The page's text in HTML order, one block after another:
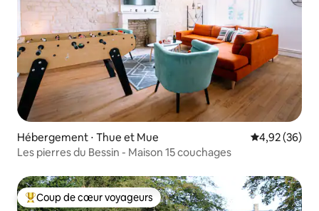
Hébergement ⋅ Thue et Mue Évaluation
4,92 (36)
Les pierres du Bessin - Maison 15 couchages
Coups de cœur voyageurs les plus appréciés
Coup de cœur voyageurs